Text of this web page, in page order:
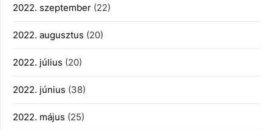
2022. szeptember (22)
2022. augusztus (20)
2022. július (20)
2022. június (38)
2022. május (25)